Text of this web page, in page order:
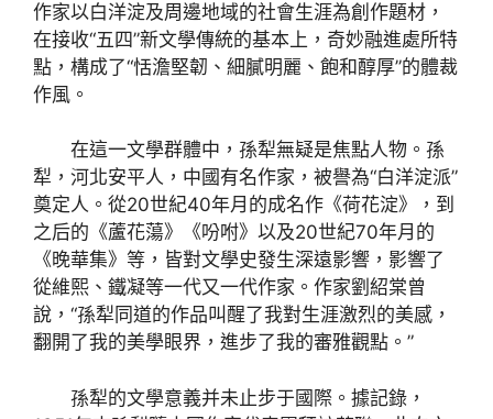
作家以白洋淀及周邊地域的社會生涯為創作題材，
在接收“五四”新文學傳統的基本上，奇妙融進處所特
點，構成了“恬澹堅韌、細膩明麗、飽和醇厚”的體裁
作風。
在這一文學群體中，孫犁無疑是焦點人物。孫
犁，河北安平人，中國有名作家，被譽為“白洋淀派”
奠定人。從20世紀40年月的成名作《荷花淀》，到
之后的《蘆花蕩》《吩咐》以及20世紀70年月的
《晚華集》等，皆對文學史發生深遠影響，影響了
從維熙、鐵凝等一代又一代作家。作家劉紹棠曾
說，“孫犁同道的作品叫醒了我對生涯激烈的美感，
翻開了我的美學眼界，進步了我的審雅觀點。”
孫犁的文學意義并未止步于國際。據記錄，